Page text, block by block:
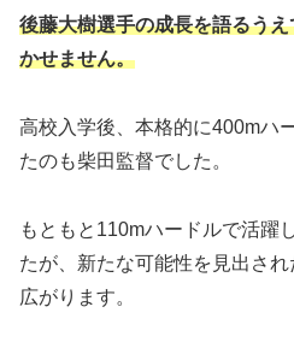
後藤大樹選手の成長を語るう
かせません。
高校入学後、本格的に400mハ
たのも柴田監督でした。
もともと110mハードルで活躍
たが、新たな可能性を見出さ
広がります。